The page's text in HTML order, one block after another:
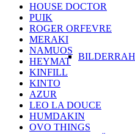
HOUSE DOCTOR
PUIK
ROGER ORFEVRE
MERAKI
NAMUOS
HEYMAT
KINFILL
KINTO
AZUR
LEO LA DOUCE
HUMDAKIN
OVO THINGS